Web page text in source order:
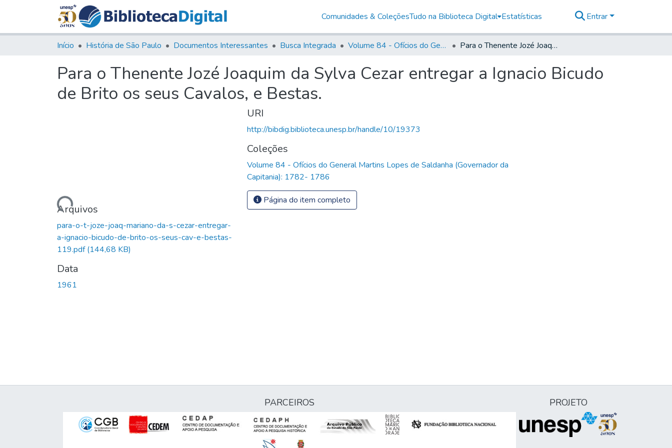
Comunidades & ColeçõesTudo na Biblioteca Digital Estatísticas Entrar
Início História de São Paulo Documentos Interessantes Busca Integrada Volume 84 - Ofícios do General Martins Lopes de Saldanha (Governador da Capitania): 1782- 1786 Para o Thenente Jozé Joaquim da Sylva Cezar entregar a Ignacio Bicudo de Brito os seus Cavalos, e Bestas.
Para o Thenente Jozé Joaquim da Sylva Cezar entregar a Ignacio Bicudo
de Brito os seus Cavalos, e Bestas.
Carregando...Arquivos
para-o-t-joze-joaq-mariano-da-s-cezar-entregar-
a-ignacio-bicudo-de-brito-os-seus-cav-e-bestas-
119.pdf(144,68 KB)
Data
1961
URI
http://bibdig.biblioteca.unesp.br/handle/10/19373
Coleções
Volume 84 - Ofícios do General Martins Lopes de Saldanha (Governador da
Capitania): 1782- 1786
Página do item completo
PARCEIROS PROJETO